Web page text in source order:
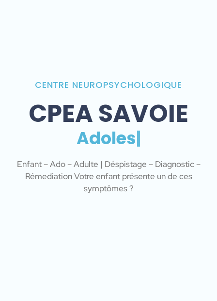
CENTRE NEUROPSYCHOLOGIQUE
CPEA SAVOIE
Adolesce
Enfant – Ado – Adulte | Déspistage – Diagnostic –
Rémediation Votre enfant présente un de ces
symptômes ?